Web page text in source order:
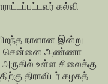
கல்வி
நாளான இன்று
சென்னை அண்ணா
அருகில் உள்ள சிலைக்கு
திராவிடர் கழகத்